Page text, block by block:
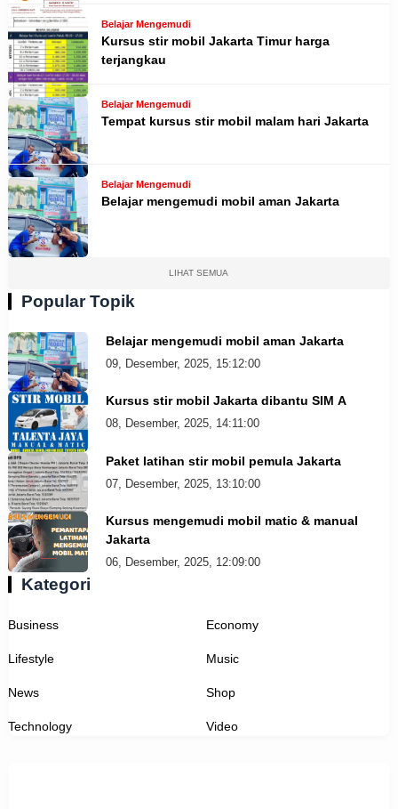
Belajar Mengemudi
Kursus stir mobil Jakarta Timur harga
terjangkau
Belajar Mengemudi
Tempat kursus stir mobil malam hari Jakarta
Belajar Mengemudi
Belajar mengemudi mobil aman Jakarta
LIHAT SEMUA
Popular Topik
Belajar mengemudi mobil aman Jakarta
09, Desember, 2025, 15:12:00
Kursus stir mobil Jakarta dibantu SIM A
08, Desember, 2025, 14:11:00
Paket latihan stir mobil pemula Jakarta
07, Desember, 2025, 13:10:00
Kursus mengemudi mobil matic & manual
Jakarta
06, Desember, 2025, 12:09:00
Kategori
Business Economy
Lifestyle Music
News Shop
Technology Video